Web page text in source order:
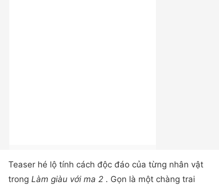
Teaser hé lộ tính cách độc đáo của từng nhân vật
trong Làm giàu với ma 2 . Gọn là một chàng trai